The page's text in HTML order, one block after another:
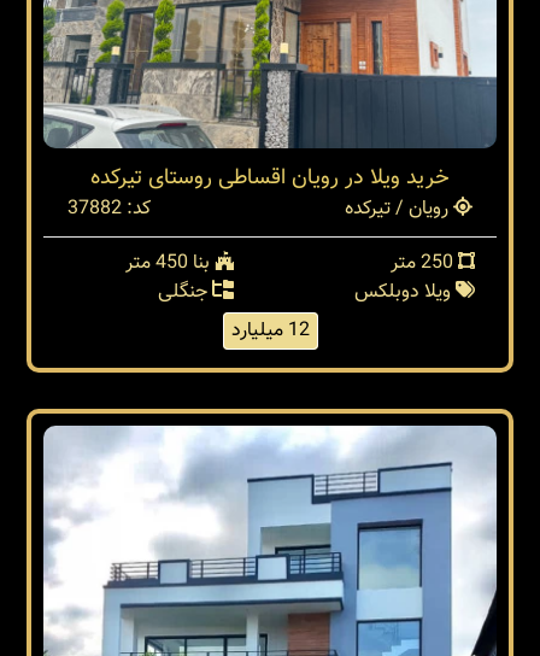
خرید ویلا در رویان اقساطی روستای تیرکده
رویان / تیرکده
کد: 37882
بنا 450 متر
ویلا دوبلکس
جنگلی
12 میلیارد